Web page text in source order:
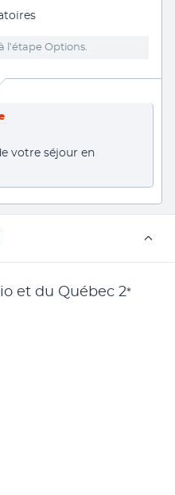
l’étape Options.
votre séjour en
et du Québec 2*